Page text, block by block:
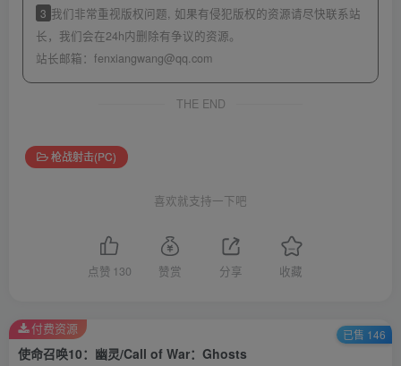
3 我们非常重视版权问题, 如果有侵犯版权的资源请尽快联系站
长，我们会在24h内删除有争议的资源。
站长邮箱： fenxiangwang@qq.com
THE END
枪战射击(PC)
喜欢就支持一下吧
点赞 130 赞赏 分享 收藏
使命召唤10：幽灵/Call of War：Ghosts
付费资源 已售 146